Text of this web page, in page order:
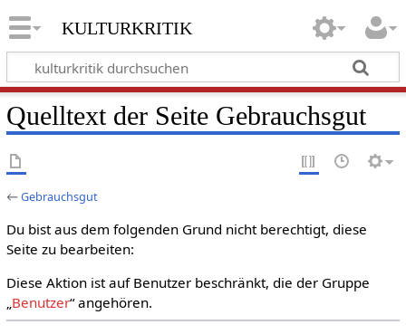
kulturkritik
Quelltext der Seite Gebrauchsgut
←Gebrauchsgut
Du bist aus dem folgenden Grund nicht berechtigt, diese
Seite zu bearbeiten:
Diese Aktion ist auf Benutzer beschränkt, die der Gruppe
„Benutzer“ angehören.